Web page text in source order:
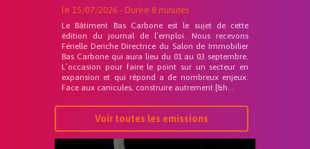
le 15/07/2026 - Durée 8 minutes
Le Bâtiment Bas Carbone est le sujet de cette
édition du journal de l’emploi. Nous recevons
Férielle Deriche Directrice du Salon de Immobilier
Bas Carbone qui aura lieu du 01 au 03 septembre.
L’occasion pour faire le point sur un secteur en
expansion et qui répond a de nombreux enjeux.
Face aux canicules, construire autrement [&h...
Voir toutes les emissions